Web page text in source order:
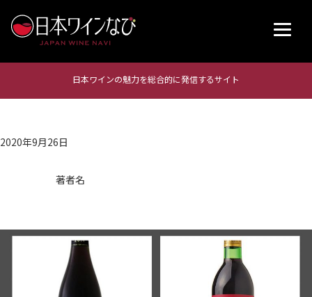
日本ワインの魅力を総合的に発信するサイト
2020年9月26日
著者名